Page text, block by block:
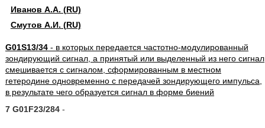
Иванов А.А. (RU)
Смутов А.И. (RU)
G01S13/34- в которых передается частотно-модулированный
зондирующий сигнал, а принятый или выделенный из него сигнал
смешивается с сигналом, сформированным в местном
гетеродине одновременно с передачей зондирующего импульса,
в результате чего образуется сигнал в форме биений
7 G01F23/284-